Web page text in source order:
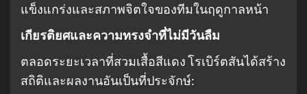
แข็งแกร่งและสภาพจิตใจของทีมในฤดูกาลหน้า
เกียรติยศและความทรงจำที่ไม่มีวันลืม
ตลอดระยะเวลาที่สวมเสื้อสีแดง โรเบิร์ตสันได้สร้าง
สถิติและผลงานอันเป็นที่ประจักษ์: